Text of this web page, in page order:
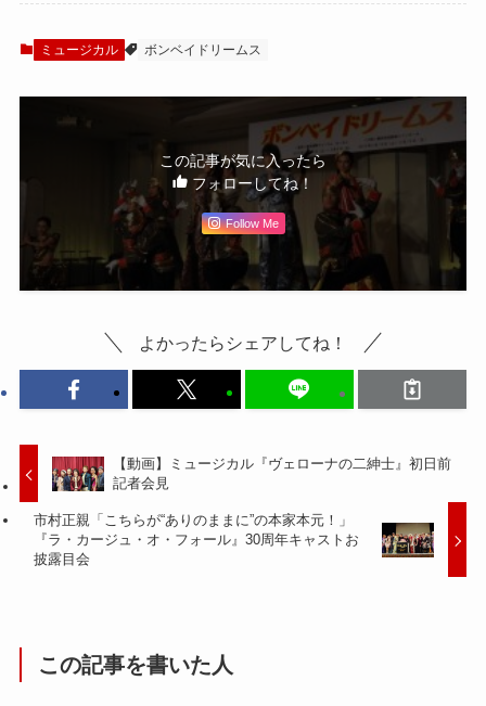
ミュージカル ボンベイドリームス
この記事が気に入ったら
フォローしてね！
Follow Me
よかったらシェアしてね！
【動画】ミュージカル『ヴェローナの二紳士』初日前
記者会見
市村正親「こちらが“ありのままに”の本家本元！」
『ラ・カージュ・オ・フォール』30周年キャストお
披露目会
この記事を書いた人